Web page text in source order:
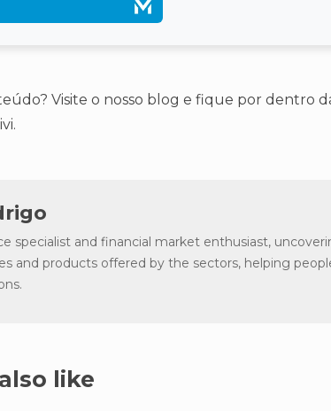
Visite o nosso blog e fique por dentro
specialist and financial market enthusiast,
and products offered by the sectors, helping
like